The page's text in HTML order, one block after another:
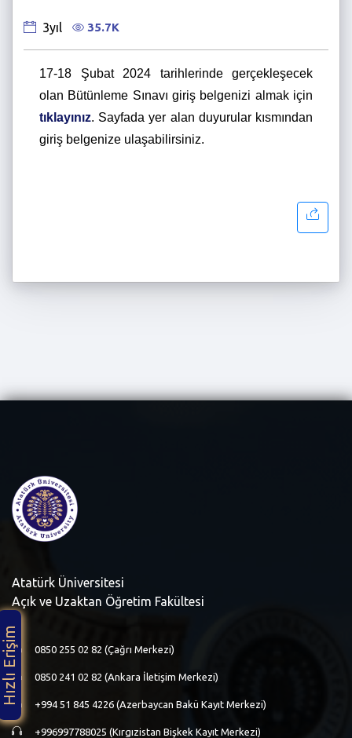
3yıl 35.7K
17-18 Şubat 2024 tarihlerinde gerçekleşecek
olan Bütünleme Sınavı giriş belgenizi almak için
tıklayınız. Sayfada yer alan duyurular kısmından
giriş belgenize ulaşabilirsiniz.
Atatürk Üniversitesi
Açık ve Uzaktan Öğretim Fakültesi
0850 255 02 82 (Çağrı Merkezi)
0850 241 02 82 (Ankara İletişim Merkezi)
+994 51 845 4226 (Azerbaycan Bakü Kayıt Merkezi)
+996997788025 (Kırgızistan Bişkek Kayıt Merkezi)
Hızlı Erişim